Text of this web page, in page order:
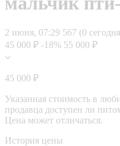
2 июня, 07:29 567 (0
45 000 ₽ -18% 55 000 ₽
45 000 ₽
Указанная стоимость в
продавца доступен ли
Цена может отличаться.
История цены